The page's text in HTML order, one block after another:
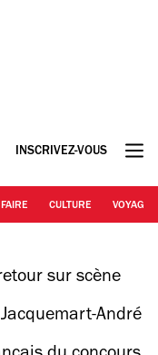
INSCRIVEZ-VOUS
CULTURE VOYAGE
sur scène
André
Borghèse